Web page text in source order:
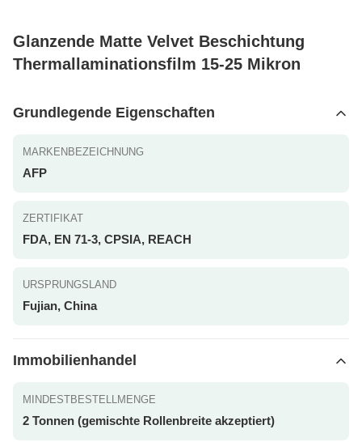
Glanzende Matte Velvet Beschichtung
Thermallaminationsfilm 15-25 Mikron
Grundlegende Eigenschaften
MARKENBEZEICHNUNG
AFP
ZERTIFIKAT
FDA, EN 71-3, CPSIA, REACH
URSPRUNGSLAND
Fujian, China
Immobilienhandel
MINDESTBESTELLMENGE
2 Tonnen (gemischte Rollenbreite akzeptiert)